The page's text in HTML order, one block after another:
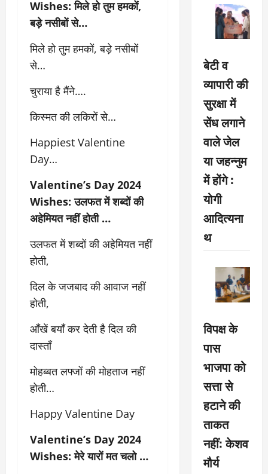
Wishes: मिले हो तुम हमकों,
बड़े नसीबों से…
मिले हो तुम हमकों, बड़े नसीबों
से…
चुराया है मैंने….
किस्मत की लकिरों से…
Happiest Valentine
Day…
Valentine’s Day 2024
Wishes: उलफत में शब्दों की
अहेमियत नहीं होती …
उलफत में शब्दों की अहेमियत नहीं
होती,
दिल के जजबाद की आवाज नहीं
होती,
आँखें बयाँ कर देती है दिल की
दास्ताँ
मोहब्बत लफ्जों की मोहताज नहीं
होती…
Happy Valentine Day
Valentine’s Day 2024
Wishes: मेरे यारों मत चलो …
बेटी व
व्यापारी की
सुरक्षा में
सेंध लगाने
वाले जेल
या जहन्नुम
में होंगे :
योगी
आदित्यना
थ
विपक्ष के
पास
भाजपा को
सत्ता से
हटाने की
ताकत
नहीं: केशव
मौर्य